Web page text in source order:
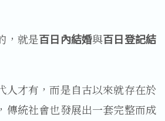
，就是百日內結婚與百日登記結
人才有，而是自古以來就存在於
傳統社會也發展出一套完整而成